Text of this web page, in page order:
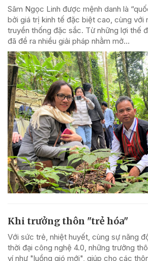
Sâm Ngọc Linh được mệnh danh là
bởi giá trị kinh tế đặc biệt cao, cùng với
truyền thống đặc sắc. Từ những lợi thế
đã đề ra nhiều giải pháp nhằm mở...
Khi trưởng thôn "trẻ hóa"
Với sức trẻ, nhiệt huyết, cùng sự năng
thời đại công nghệ 4.0, những trưởng
ví như "luồng gió mới", giúp cho các